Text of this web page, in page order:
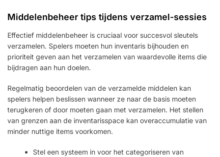
Middelenbeheer tips tijdens verzamel-sessies
Effectief middelenbeheer is cruciaal voor succesvol sleutels
verzamelen. Spelers moeten hun inventaris bijhouden en
prioriteit geven aan het verzamelen van waardevolle items die
bijdragen aan hun doelen.
Regelmatig beoordelen van de verzamelde middelen kan
spelers helpen beslissen wanneer ze naar de basis moeten
terugkeren of door moeten gaan met verzamelen. Het stellen
van grenzen aan de inventarisspace kan overaccumulatie van
minder nuttige items voorkomen.
Stel een systeem in voor het categoriseren van